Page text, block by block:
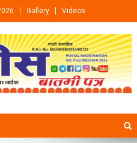
Gallery Videos